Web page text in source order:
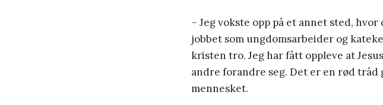
– Jeg vokste opp på et annet sted,
jobbet som ungdomsarbeider og
kristen tro. Jeg har fått oppleve at
andre forandre seg. Det er en rød
mennesket.